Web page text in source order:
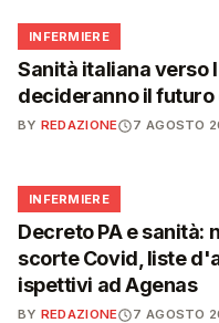
🩺
INFERMIERE
Sanità italiana verso
decideranno il futuro
BY REDAZIONE 7 AGOSTO
🩺
INFERMIERE
Decreto PA e sanità:
scorte Covid, liste
ispettivi ad Agenas
BY REDAZIONE 7 AGOSTO